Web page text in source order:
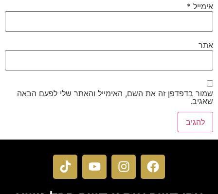
אימייל *
אתר
שמור בדפדפן זה את השם, האימייל והאתר שלי לפעם הבאה
שאגיב.